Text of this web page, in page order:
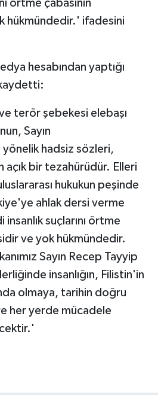
örtme çabasının
hükmündedir.' ifadesini
hesabından yaptığı
terör şebekesi elebaşı
Sayın
yönelik hadsiz sözleri,
açık bir tezahürüdür. Elleri
hukukun peşinde
ahlak dersi verme
suçlarını örtme
ve yok hükmündedir.
Sayın Recep Tayyip
insanlığın, Filistin'in
olmaya, tarihin doğru
her yerde mücadele